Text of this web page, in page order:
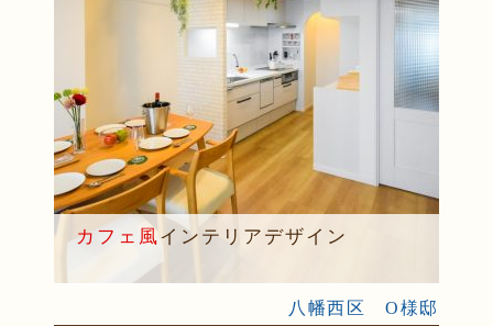
カフェ風インテリアデザイン
八幡西区 O様邸